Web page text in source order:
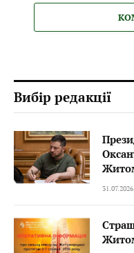
Вибір редакції
31.07.2026